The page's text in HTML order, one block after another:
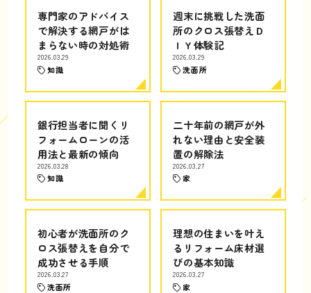
専門家のアドバイス
で解決する網戸がは
まらない時の対処術
2026.03.29
知識
週末に挑戦した洗面
所のクロス張替えＤ
ＩＹ体験記
2026.03.29
洗面所
銀行担当者に聞くリ
フォームローンの活
用法と最新の傾向
2026.03.28
知識
二十年前の網戸が外
れない理由と安全装
置の解除法
2026.03.27
家
初心者が洗面所のク
ロス張替えを自分で
成功させる手順
2026.03.27
洗面所
理想の住まいを叶え
るリフォーム床材選
びの基本知識
2026.03.27
家